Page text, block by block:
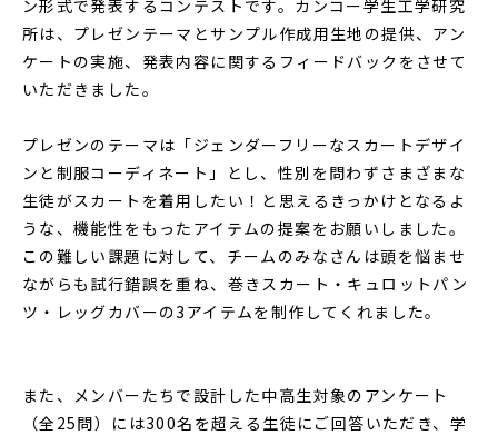
ン形式で発表するコンテストです。カンコー学生工学研究
所は、プレゼンテーマとサンプル作成用生地の提供、アン
ケートの実施、発表内容に関するフィードバックをさせて
いただきました。
プレゼンのテーマは「ジェンダーフリーなスカートデザイ
ンと制服コーディネート」とし、性別を問わずさまざまな
生徒がスカートを着用したい！と思えるきっかけとなるよ
うな、機能性をもったアイテムの提案をお願いしました。
この難しい課題に対して、チームのみなさんは頭を悩ませ
ながらも試行錯誤を重ね、巻きスカート・キュロットパン
ツ・レッグカバーの3アイテムを制作してくれました。
また、メンバーたちで設計した中高生対象のアンケート
（全25問）には300名を超える生徒にご回答いただき、学